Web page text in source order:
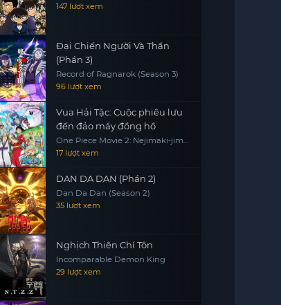
147 lượt xem
Đại Chiến Người Và Thần
(Phần 3)
Record of Ragnarok (Season 3)
96 lượt xem
Vua Hải Tặc: Cuộc phiêu lưu
đến đảo máy đồng hồ
One Piece Movie 2: Nejimaki-jima
no Daibouken, One Piece:
Nejimakijima no Bouken, One
17 lượt xem
DAN DA DAN (Phần 2)
Dan Da Dan (Season 2)
35 lượt xem
Nghịch Thiên Chí Tôn
Incomparable Demon King
29 lượt xem